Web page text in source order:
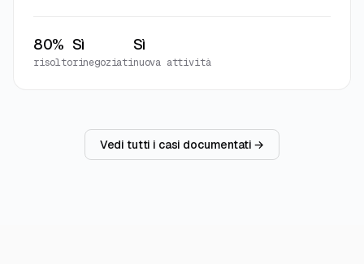
80%
risolto
Sì
rinegoziati
Sì
nuova attività
Vedi tutti i casi documentati →